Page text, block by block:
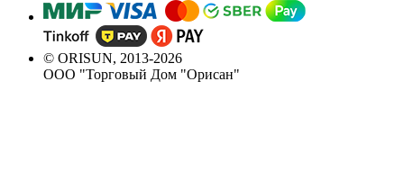
© ORISUN, 2013-2026
ООО "Торговый Дом "Орисан"